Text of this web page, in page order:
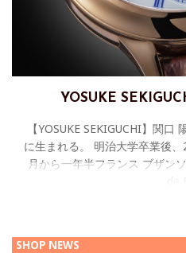
YOSUKE
【YOSUKE SEKIGUCHI】関
に生まれる。 明治大学卒業後
月から一年半フランス ブザン
SHOP NEWS